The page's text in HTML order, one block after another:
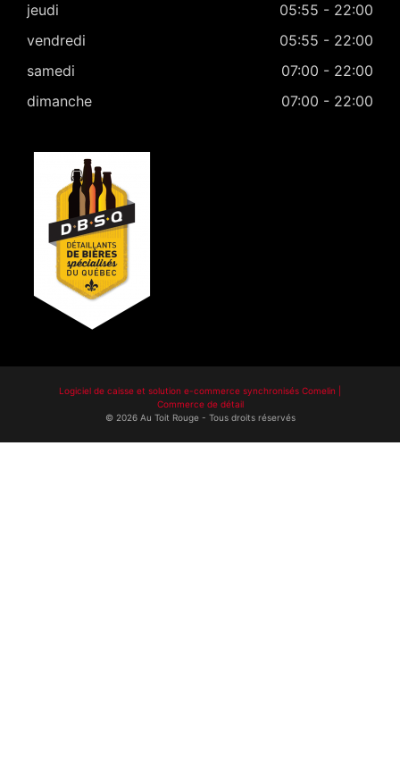
jeudi
05:55 - 22:00
vendredi
05:55 - 22:00
samedi
07:00 - 22:00
dimanche
07:00 - 22:00
Logiciel de caisse et solution e-commerce synchronisés Comelin |
Commerce de détail
© 2026 Au Toit Rouge- Tous droits réservés